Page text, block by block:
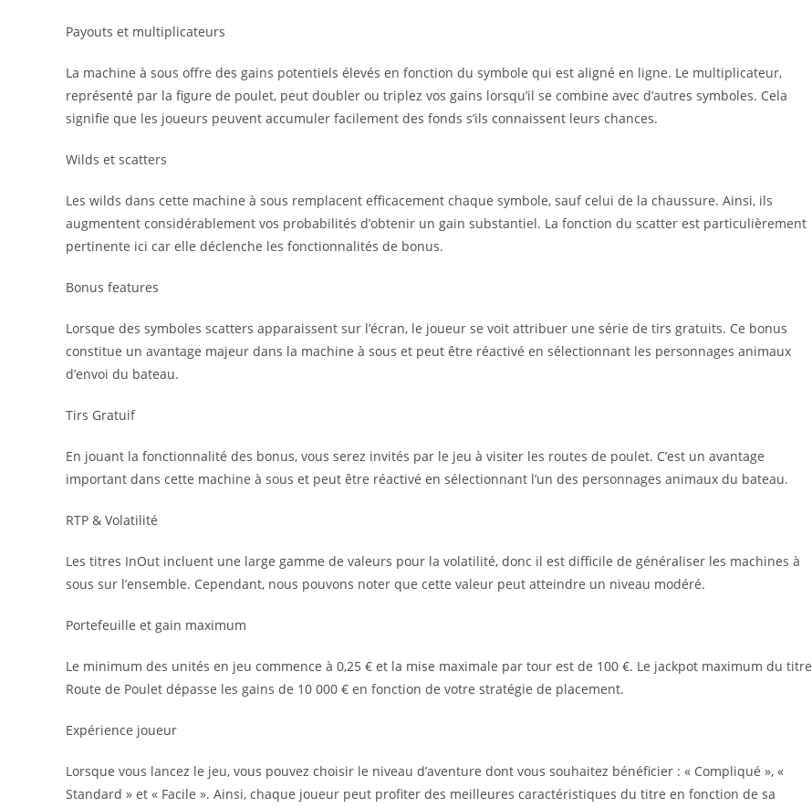
Payouts et multiplicateurs
La machine à sous offre des gains potentiels élevés en fonction du symbole qui est aligné en ligne. Le multiplicateur,
représenté par la figure de poulet, peut doubler ou triplez vos gains lorsqu’il se combine avec d’autres symboles. Cela
signifie que les joueurs peuvent accumuler facilement des fonds s’ils connaissent leurs chances.
Wilds et scatters
Les wilds dans cette machine à sous remplacent efficacement chaque symbole, sauf celui de la chaussure. Ainsi, ils
augmentent considérablement vos probabilités d’obtenir un gain substantiel. La fonction du scatter est particulièrement
pertinente ici car elle déclenche les fonctionnalités de bonus.
Bonus features
Lorsque des symboles scatters apparaissent sur l’écran, le joueur se voit attribuer une série de tirs gratuits. Ce bonus
constitue un avantage majeur dans la machine à sous et peut être réactivé en sélectionnant les personnages animaux
d’envoi du bateau.
Tirs Gratuif
En jouant la fonctionnalité des bonus, vous serez invités par le jeu à visiter les routes de poulet. C’est un avantage
important dans cette machine à sous et peut être réactivé en sélectionnant l’un des personnages animaux du bateau.
RTP & Volatilité
Les titres InOut incluent une large gamme de valeurs pour la volatilité, donc il est difficile de généraliser les machines à
sous sur l’ensemble. Cependant, nous pouvons noter que cette valeur peut atteindre un niveau modéré.
Portefeuille et gain maximum
Le minimum des unités en jeu commence à 0,25 € et la mise maximale par tour est de 100 €. Le jackpot maximum du titre
Route de Poulet dépasse les gains de 10 000 € en fonction de votre stratégie de placement.
Expérience joueur
Lorsque vous lancez le jeu, vous pouvez choisir le niveau d’aventure dont vous souhaitez bénéficier : « Compliqué », «
Standard » et « Facile ». Ainsi, chaque joueur peut profiter des meilleures caractéristiques du titre en fonction de sa